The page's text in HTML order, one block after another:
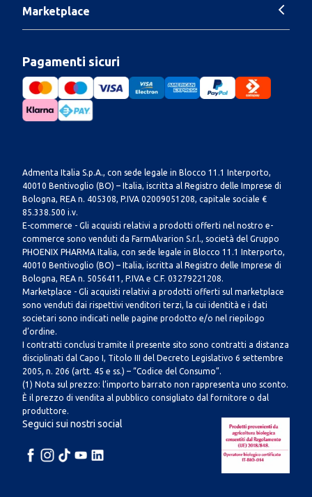
Marketplace
Pagamenti sicuri
Admenta Italia S.p.A., con sede legale in Blocco 11.1 Interporto,
40010 Bentivoglio (BO) – Italia, iscritta al Registro delle Imprese di
Bologna, REA n. 405308, P.IVA 02009051208, capitale sociale €
85.338.500 i.v.
E-commerce - Gli acquisti relativi a prodotti offerti nel nostro e-
commerce sono venduti da FarmAlvarion S.r.l., società del Gruppo
PHOENIX PHARMA Italia, con sede legale in Blocco 11.1 Interporto,
40010 Bentivoglio (BO) – Italia, iscritta al Registro delle Imprese di
Bologna, REA n. 5056411, P.IVA e C.F. 03279221208.
Marketplace - Gli acquisti relativi a prodotti offerti sul marketplace
sono venduti dai rispettivi venditori terzi, la cui identità e i dati
societari sono indicati nelle pagine prodotto e/o nel riepilogo
d’ordine.
I contratti conclusi tramite il presente sito sono contratti a distanza
disciplinati dal Capo I, Titolo III del Decreto Legislativo 6 settembre
2005, n. 206 (artt. 45 e ss.) – “Codice del Consumo”.
(1) Nota sul prezzo: l’importo barrato non rappresenta uno sconto.
È il prezzo di vendita al pubblico consigliato dal fornitore o dal
produttore.
Seguici sui nostri social